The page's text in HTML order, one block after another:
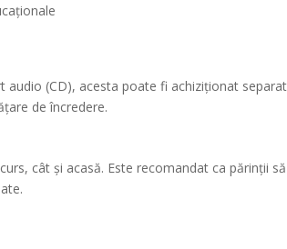
audio (CD), acesta poate fi achiziționat
de încredere.
cât și acasă. Este recomandat ca părinții